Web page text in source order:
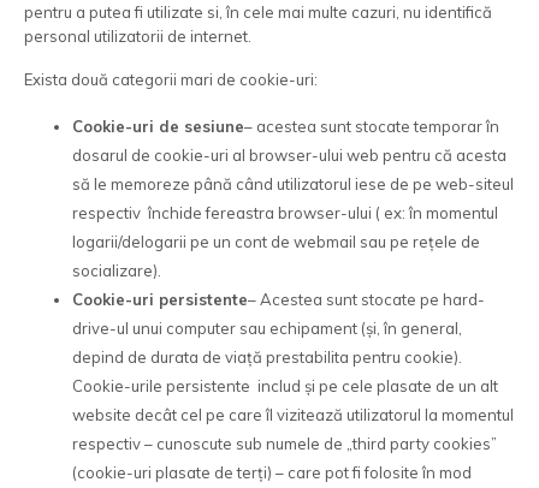
pentru a putea fi utilizate si, în cele mai multe cazuri, nu identifică
personal utilizatorii de internet.
Exista două categorii mari de cookie-uri:
Cookie-uri de sesiune– acestea sunt stocate temporar în
dosarul de cookie-uri al browser-ului web pentru că acesta
să le memoreze până când utilizatorul iese de pe web-siteul
respectiv închide fereastra browser-ului ( ex: în momentul
logarii/delogarii pe un cont de webmail sau pe rețele de
socializare).
Cookie-uri persistente– Acestea sunt stocate pe hard-
drive-ul unui computer sau echipament (și, în general,
depind de durata de viață prestabilita pentru cookie).
Cookie-urile persistente includ și pe cele plasate de un alt
website decât cel pe care îl vizitează utilizatorul la momentul
respectiv – cunoscute sub numele de „third party cookies”
(cookie-uri plasate de terți) – care pot fi folosite în mod